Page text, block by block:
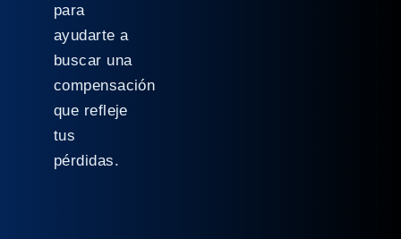
para
ayudarte a
buscar una
compensación
que refleje
tus
pérdidas.